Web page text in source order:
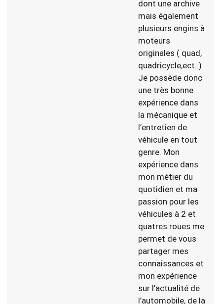
dont une archive
mais également
plusieurs engins à
moteurs
originales ( quad,
quadricycle,ect..)
Je possède donc
une très bonne
expérience dans
la mécanique et
l’entretien de
véhicule en tout
genre. Mon
expérience dans
mon métier du
quotidien et ma
passion pour les
véhicules à 2 et
quatres roues me
permet de vous
partager mes
connaissances et
mon expérience
sur l’actualité de
l’automobile, de la